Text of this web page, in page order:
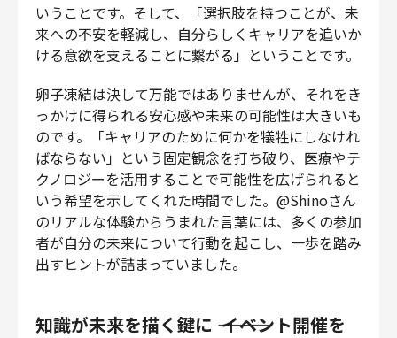
いうことです。そして、「選択肢を持つことが、未
来への不安を軽減し、自分らしくキャリアを追いか
ける意欲を支えることに繋がる」ということです。
卵子凍結は決して万能ではありませんが、それをき
っかけに得られる安心感や未来の可能性は大きいも
のです。「キャリアのために何かを犠牲にしなけれ
ばならない」という固定観念を打ち破り、医療やテ
クノロジーを活用することで可能性を広げられると
いう希望を示してくれた時間でした。@Shinoさん
のリアルな体験からうまれた言葉には、多くの参加
者が自分の未来について行動を起こし、一歩を踏み
出すヒントが詰まっていました。
知識が未来を描く鍵に ――― イベント開催を